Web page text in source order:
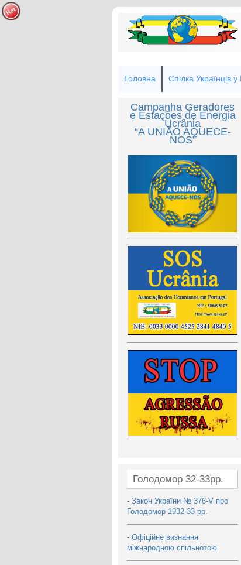
Головна Спілка Українців у
Campanha Geradores
e Estações de Energia
Ucrânia
“A UNIÃO AQUECE-
NOS”
Голодомор 32-33рр.
- Закон України № 376-V про
Голодомор 1932-33 рр.
- Офіційне визнання
міжнародною спільнотою